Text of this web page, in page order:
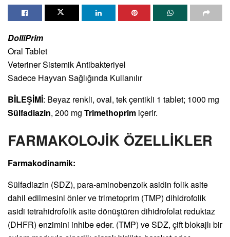
DolliPrim
Oral Tablet
Veteriner Sistemik Antibakteriyel
Sadece Hayvan Sağlığında Kullanılır
BİLEŞİMİ: Beyaz renkli, oval, tek çentikli 1 tablet; 1000 mg
Sülfadiazin, 200 mg Trimethoprim içerir.
FARMAKOLOJİK ÖZELLİKLER
Farmakodinamik:
Sülfadiazin (SDZ), para-aminobenzoik asidin folik asite
dahil edilmesini önler ve trimetoprim (TMP) dihidrofolik
asidi tetrahidrofolik asite dönüştüren dihidrofolat reduktaz
(DHFR) enzimini inhibe eder. (TMP) ve SDZ, çift blokajlı bir